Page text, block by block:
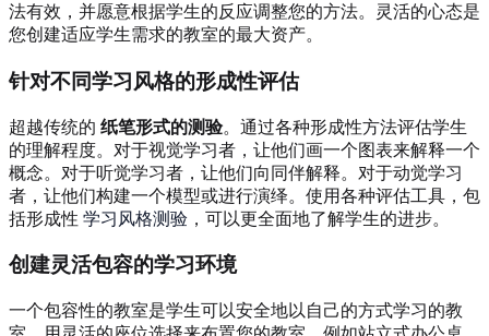
法有效，并愿意根据学生的反应调整您的方法。灵活的心态是
您创建适应学生需求的教室的最大资产。
针对不同学习风格的形成性评估
超越传统的 纸笔形式的测验。通过各种形成性方法评估学生
的理解程度。对于视觉学习者，让他们画一个图表来解释一个
概念。对于听觉学习者，让他们向同伴解释。对于动觉学习
者，让他们构建一个模型或进行演绎。使用各种评估工具，包
括形成性 学习风格测验 ，可以更全面地了解学生的进步。
创建灵活包容的学习环境
一个包容性的教室是学生可以安全地以自己的方式学习的教